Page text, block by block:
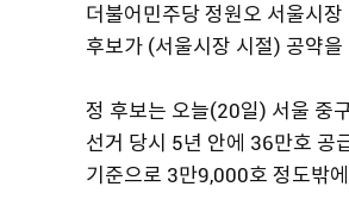
더불어민주당 정원오 서울시
후보가 (서울시장 시절) 공약
정 후보는 오늘(20일) 서울 중
선거 당시 5년 안에 36만호
기준으로 3만9,000호 정도밖